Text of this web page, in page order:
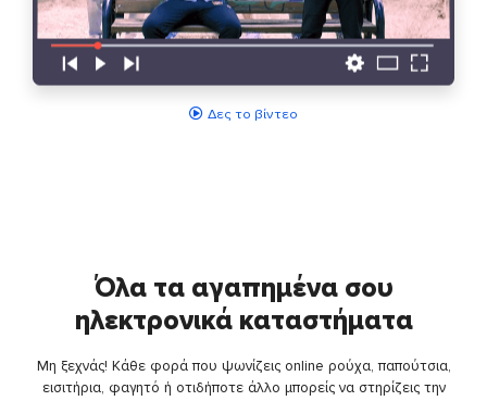
Δες το βίντεο
Όλα τα αγαπημένα σου
ηλεκτρονικά καταστήματα
Μη ξεχνάς! Κάθε φορά που ψωνίζεις online ρούχα, παπούτσια,
εισιτήρια, φαγητό ή οτιδήποτε άλλο μπορείς να στηρίζεις την